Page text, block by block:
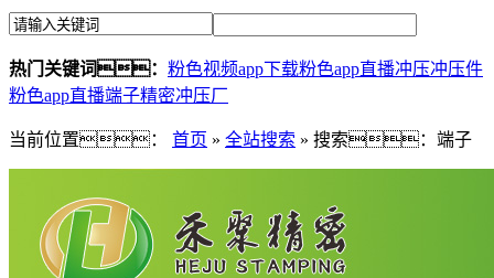
热门关键词： 粉色视频app下载粉色app直播冲压冲压件
粉色app直播端子精密冲压厂
当前位置： 首页 » 全站搜索 » 搜索：端子